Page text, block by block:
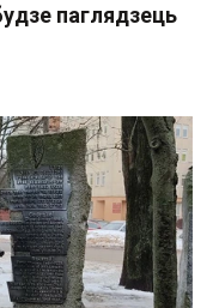
паглядзець